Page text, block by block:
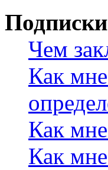
Чем
Как мне
Как
Как мне